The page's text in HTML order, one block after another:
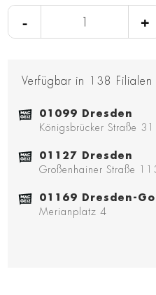
- +
Verfügbar in 138 Filialen
01099 Dresden
Königsbrücker Straße 31
01127 Dresden
Großenhainer Straße
01169 Dresden-
Merianplatz 4